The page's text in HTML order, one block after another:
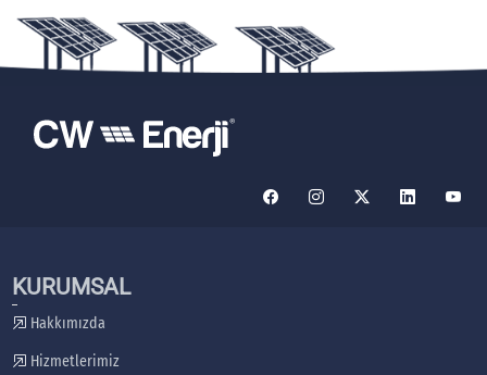
KURUMSAL
Hakkımızda
Hizmetlerimiz